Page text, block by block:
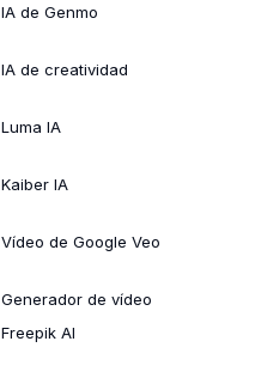
IA de Genmo
IA de creatividad
Luma IA
Kaiber IA
Vídeo de Google Veo
Generador de vídeo
Freepik AI